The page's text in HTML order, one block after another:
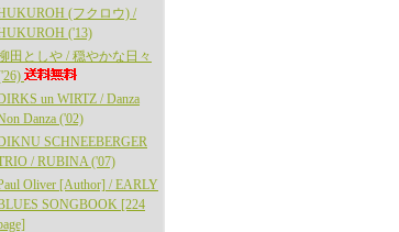
(フクロウ) /
('13)
田としや / 穏やかな日々
un WIRTZ / Danza
Danza ('02)
SCHNEEBERGER
/ RUBINA ('07)
Oliver [Author] / EARLY
SONGBOOK [224